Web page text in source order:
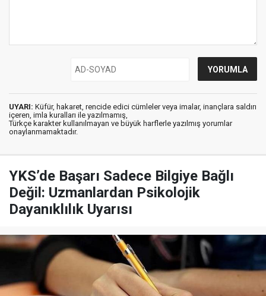
UYARI: Küfür, hakaret, rencide edici cümleler veya imalar, inançlara saldırı
içeren, imla kuralları ile yazılmamış,
Türkçe karakter kullanılmayan ve büyük harflerle yazılmış yorumlar
onaylanmamaktadır.
YKS’de Başarı Sadece Bilgiye Bağlı
Değil: Uzmanlardan Psikolojik
Dayanıklılık Uyarısı